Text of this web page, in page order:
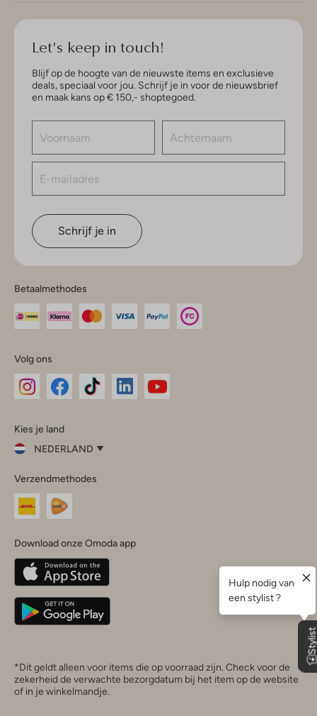
Let's keep in touch!
Blijf op de hoogte van de nieuwste items en exclusieve
deals, speciaal voor jou. Schrijf je in voor de nieuwsbrief
en maak kans op € 150,- shoptegoed.
Schrijf je in
Betaalmethodes
Volg ons
InstagramFacebook
Kies je land
NEDERLAND
je
land
Nederland
Belgique(Français)
Deutschland
Verzendmethodes
Download onze Omoda app
*Dit geldt alleen voor items die op voorraad zijn. Check voor de
zekerheid de verwachte bezorgdatum bij het item op de website
of in je winkelmandje.